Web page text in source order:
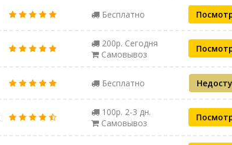
Бесплатно
200р. Сегодня
Самовывоз
Бесплатно
100р. 2-3 дн.
Самовывоз